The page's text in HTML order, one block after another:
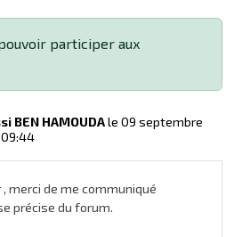
participer aux
BEN HAMOUDAle 09 septembre
, merci de me communiqué
précise du forum.